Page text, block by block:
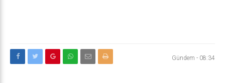
Gündem - 08:34